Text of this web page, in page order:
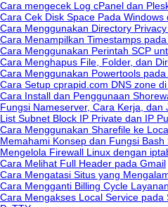
Cara mengecek Log cPanel dan
Cara Cek Disk Space Pada Windows
Cara Menggunakan Directory
Cara Menampilkan Timestamps
Cara Menggunakan Perintah SCP
Cara Menghapus File, Folder, dan
Cara Menggunakan Powertools pada
Cara Setup cprapid.com DNS zone
Cara Install dan Penggunaan
Fungsi Nameserver, Cara Kerja, dan
List Subnet Block IP Private dan IP
Cara Menggunakan Sharefile ke
Memahami Konsep dan Fungsi
Mengelola Firewall Linux dengan
Cara Melihat Full Header pada Gmail
Cara Mengatasi Situs yang
Cara Mengganti Billing Cycle
Cara Mengakses Local Service pada